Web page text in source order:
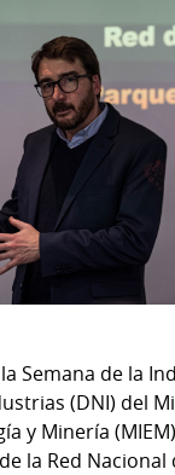
Semana de la
(DNI) del
y Minería
la Red Nacional